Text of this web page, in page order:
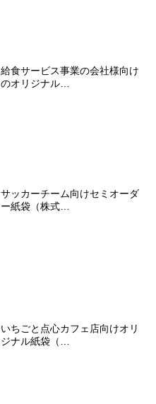
給食サービス事業の会社様向け
のオリジナル…
サッカーチーム向けセミオーダ
ー紙袋（株式…
いちごと点心カフェ店向けオリ
ジナル紙袋（…